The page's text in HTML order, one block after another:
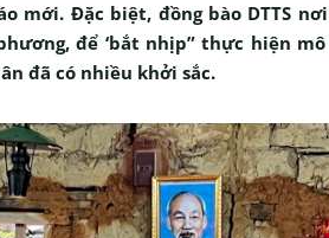
mới. Đặc biệt, đồng bào DTTS
để ‘bắt nhịp” thực hiện
đã có nhiều khởi sắc.